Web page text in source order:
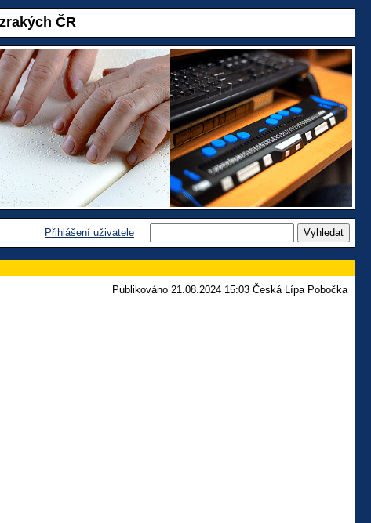
ČR
Přihlášení uživatele
Publikováno 21.08.2024 15:03 Česká Lípa Pobočka